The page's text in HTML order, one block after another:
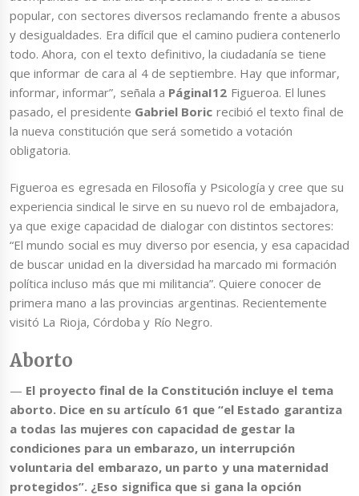
popular, con sectores diversos reclamando frente a abusos
y desigualdades. Era difícil que el camino pudiera contenerlo
todo. Ahora, con el texto definitivo, la ciudadanía se tiene
que informar de cara al 4 de septiembre. Hay que informar,
informar, informar”, señala a PáginaI12 Figueroa. El lunes
pasado, el presidente Gabriel Boric recibió el texto final de
la nueva constitución que será sometido a votación
obligatoria.
Figueroa es egresada en Filosofía y Psicología y cree que su
experiencia sindical le sirve en su nuevo rol de embajadora,
ya que exige capacidad de dialogar con distintos sectores:
“El mundo social es muy diverso por esencia, y esa capacidad
de buscar unidad en la diversidad ha marcado mi formación
política incluso más que mi militancia”. Quiere conocer de
primera mano a las provincias argentinas. Recientemente
visitó La Rioja, Córdoba y Río Negro.
Aborto
— El proyecto final de la Constitución incluye el tema
aborto. Dice en su artículo 61 que “el Estado garantiza
a todas las mujeres con capacidad de gestar la
condiciones para un embarazo, un interrupción
voluntaria del embarazo, un parto y una maternidad
protegidos”. ¿Eso significa que si gana la opción